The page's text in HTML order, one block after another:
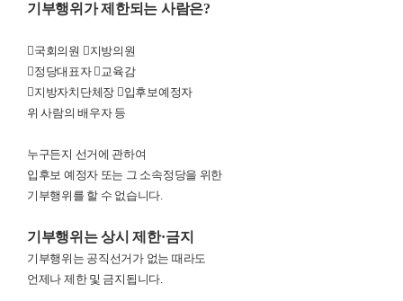
기부행위가 제한되는 사람은?
 국회의원  지방의원
 정당대표자  교육감
 지방자치단체장  입후보예정자
위 사람의 배우자 등
누구든지 선거에 관하여
입후보 예정자 또는 그 소속정당을 위한
기부행위를 할 수 없습니다.
기부행위는 상시 제한·금지
기부행위는 공직선거가 없는 때라도
언제나 제한 및 금지됩니다.